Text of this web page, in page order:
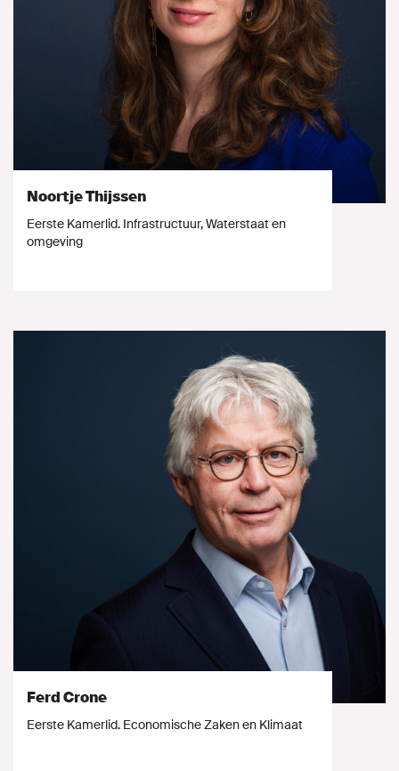
Noortje Thijssen
Eerste Kamerlid. Infrastructuur, Waterstaat en
omgeving
Ferd Crone
Eerste Kamerlid. Economische Zaken en Klimaat